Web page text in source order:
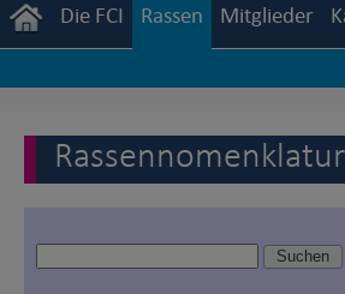
Die FCI Rassen Mitglieder